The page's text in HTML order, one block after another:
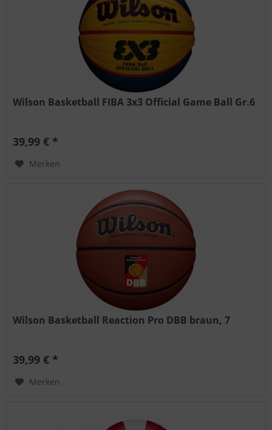
Wilson Basketball FIBA 3x3 Official Game Ball Gr.6
39,99 € *
Merken
Wilson Basketball Reaction Pro DBB braun, 7
39,99 € *
Merken